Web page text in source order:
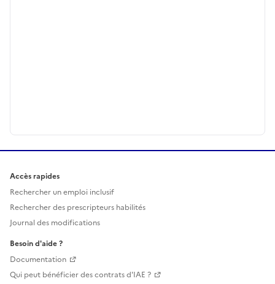
Accès rapides
Rechercher un emploi inclusif
Rechercher des prescripteurs habilités
Journal des modifications
Besoin d'aide ?
Documentation
Qui peut bénéficier des contrats d'IAE ?